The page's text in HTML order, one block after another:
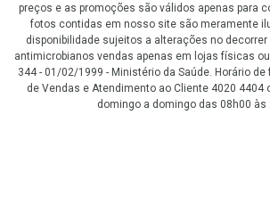
preços e as promoções são válidos apenas para
fotos contidas em nosso site são meramente
disponibilidade sujeitos a alterações no
antimicrobianos vendas apenas em lojas físicas
344 - 01/02/1999 - Ministério da Saúde. Horário de
de Vendas e Atendimento ao Cliente 4020 4404
domingo a domingo das 08h00 às